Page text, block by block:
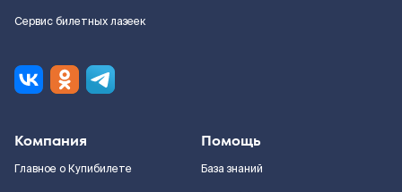
Сервис билетных лазеек
Компания
Главное о Купибилете
Помощь
База знаний